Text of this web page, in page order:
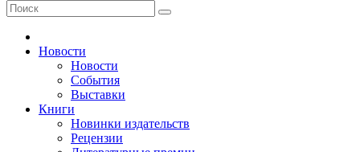
Новости
Новости
События
Выставки
Книги
Новинки издательств
Рецензии